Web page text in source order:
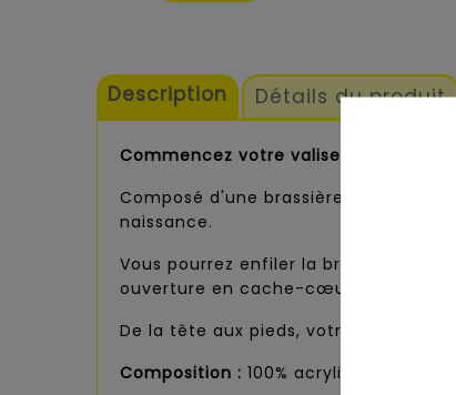
Description Détails du produit
Commencez votre valise maternité
Composé d'une brassière bébé, d'un
naissance.
Vous pourrez enfiler la brassière en
ouverture en cache-cœur et à
De la tête aux pieds, votre
Composition : 100% acrylique.